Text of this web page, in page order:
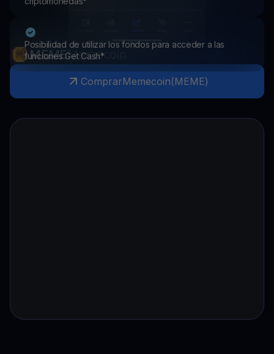
Posibilidad de utilizar los fondos para acceder a las
funciones Get Cash*
MEMEMemecoin
ComprarMemecoin(MEME)